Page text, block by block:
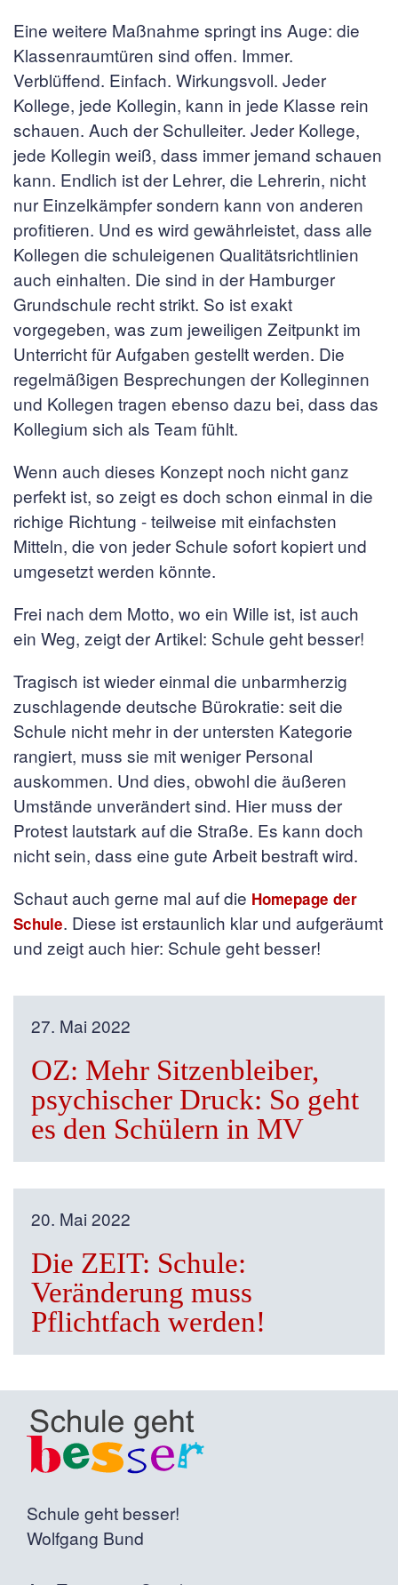
Eine weitere Maßnahme springt ins Auge: die
Klassenraumtüren sind offen. Immer.
Verblüffend. Einfach. Wirkungsvoll. Jeder
Kollege, jede Kollegin, kann in jede Klasse rein
schauen. Auch der Schulleiter. Jeder Kollege,
jede Kollegin weiß, dass immer jemand schauen
kann. Endlich ist der Lehrer, die Lehrerin, nicht
nur Einzelkämpfer sondern kann von anderen
profitieren. Und es wird gewährleistet, dass alle
Kollegen die schuleigenen Qualitätsrichtlinien
auch einhalten. Die sind in der Hamburger
Grundschule recht strikt. So ist exakt
vorgegeben, was zum jeweiligen Zeitpunkt im
Unterricht für Aufgaben gestellt werden. Die
regelmäßigen Besprechungen der Kolleginnen
und Kollegen tragen ebenso dazu bei, dass das
Kollegium sich als Team fühlt.
Wenn auch dieses Konzept noch nicht ganz
perfekt ist, so zeigt es doch schon einmal in die
richige Richtung - teilweise mit einfachsten
Mitteln, die von jeder Schule sofort kopiert und
umgesetzt werden könnte.
Frei nach dem Motto, wo ein Wille ist, ist auch
ein Weg, zeigt der Artikel: Schule geht besser!
Tragisch ist wieder einmal die unbarmherzig
zuschlagende deutsche Bürokratie: seit die
Schule nicht mehr in der untersten Kategorie
rangiert, muss sie mit weniger Personal
auskommen. Und dies, obwohl die äußeren
Umstände unverändert sind. Hier muss der
Protest lautstark auf die Straße. Es kann doch
nicht sein, dass eine gute Arbeit bestraft wird.
Schaut auch gerne mal auf die Homepage der
Schule. Diese ist erstaunlich klar und aufgeräumt
und zeigt auch hier: Schule geht besser!
27. Mai 2022
OZ: Mehr Sitzenbleiber,
psychischer Druck: So geht
es den Schülern in MV
20. Mai 2022
Die ZEIT: Schule:
Veränderung muss
Pflichtfach werden!
Schule geht besser!
Wolfgang Bund